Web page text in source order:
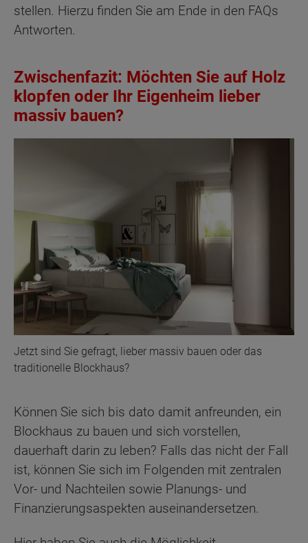
stellen. Hierzu finden Sie am Ende in den FAQs
Antworten.
Zwischenfazit: Möchten Sie auf Holz
klopfen oder Ihr Eigenheim lieber
massiv bauen?
Jetzt sind Sie gefragt, lieber massiv bauen oder das
traditionelle Blockhaus?
Können Sie sich bis dato damit anfreunden, ein
Blockhaus zu bauen und sich vorstellen,
dauerhaft darin zu leben? Falls das nicht der Fall
ist, können Sie sich im Folgenden mit zentralen
Vor- und Nachteilen sowie Planungs- und
Finanzierungsaspekten auseinandersetzen.